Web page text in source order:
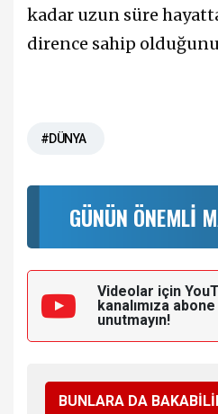
kadar uzun süre
dirence sahip
#DÜNYA
GÜNÜN ÖNEMLİ
Videolar için
kanalımıza abone
unutmayın!
BUNLARA DA